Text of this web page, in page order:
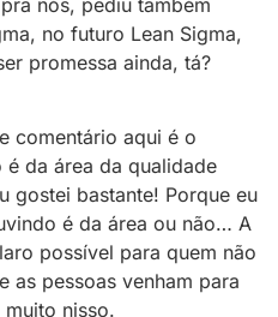
no futuro Lean Sigma,
promessa ainda, tá?
comentário aqui é o
é da área da qualidade
gostei bastante! Porque eu
é da área ou não… A
possível para quem não
as pessoas venham para
nisso.